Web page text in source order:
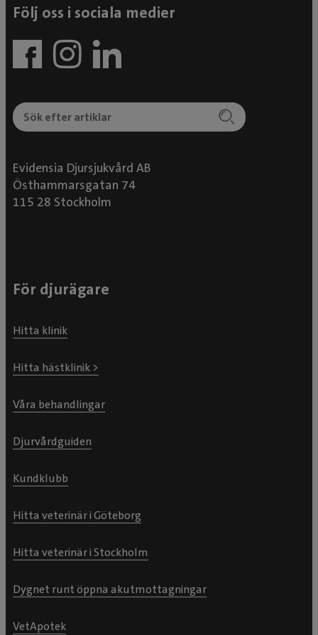
Följ oss i sociala medier
Evidensia Djursjukvård AB
Östhammarsgatan 74
115 28 Stockholm
För djurägare
Hitta klinik
Hitta hästklinik >
Våra behandlingar
Djurvårdguiden
Kundklubb
Hitta veterinär i Göteborg
Hitta veterinär i Stockholm
Dygnet runt öppna akutmottagningar
VetApotek